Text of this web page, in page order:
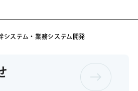
システム・業務システム開発